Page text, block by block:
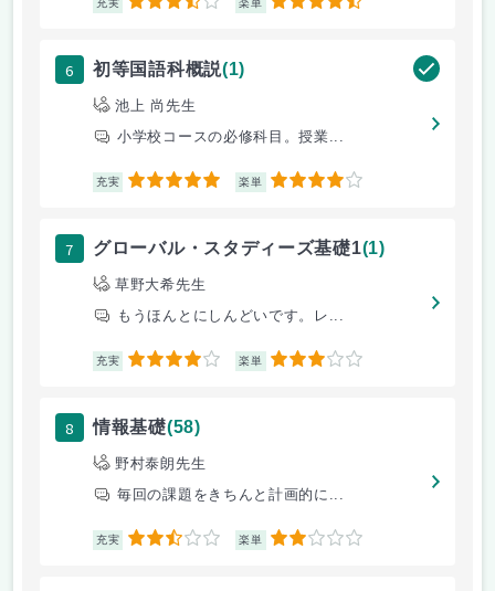
充実 3.5 楽単 4.5
6 初等国語科概説(1)
池上 尚先生
小学校コースの必修科目。授業...
充実 5 楽単 4
7 グローバル・スタディーズ基礎1(1)
草野大希先生
もうほんとにしんどいです。レ...
充実 4 楽単 3
8 情報基礎(58)
野村泰朗先生
毎回の課題をきちんと計画的に...
充実 2.5 楽単 2